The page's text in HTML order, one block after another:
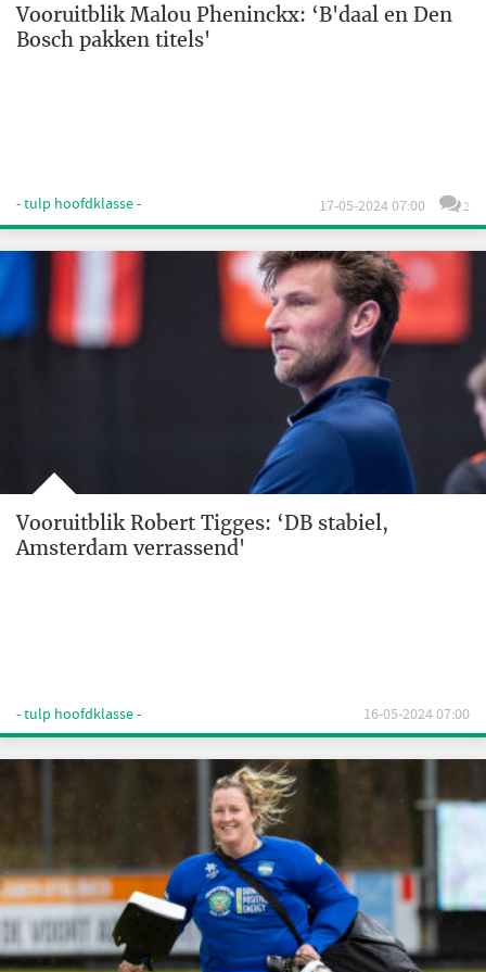
Vooruitblik Malou Pheninckx: ‘B'daal en Den
Bosch pakken titels'
- tulp hoofdklasse - 17-05-2024 07:00 2
Vooruitblik Robert Tigges: ‘DB stabiel,
Amsterdam verrassend'
- tulp hoofdklasse - 16-05-2024 07:00